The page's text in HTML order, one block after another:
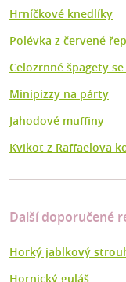
Hrníčkové knedlíky
Polévka z červené
Celozrnné špagety
Minipizzy na párty
Jahodové muffiny
Kvikot z Raffaelova
Další doporučené
Horký jablkový
Hornický guláš